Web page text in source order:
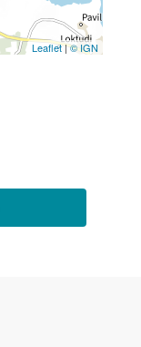
Leaflet|© IGN